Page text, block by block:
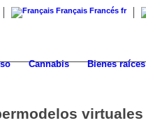
Français Francés fr
Cannabis Bienes raíces
virtuales